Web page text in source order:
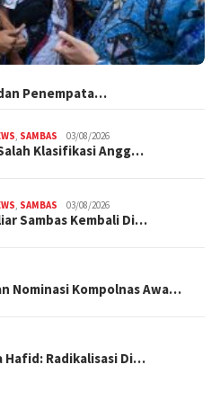
Penempata…
, SAMBAS 03/08/2026
Klasifikasi Angg…
, SAMBAS 03/08/2026
Sambas Kembali Di…
Nominasi Kompolnas Awa…
Hafid: Radikalisasi Di…